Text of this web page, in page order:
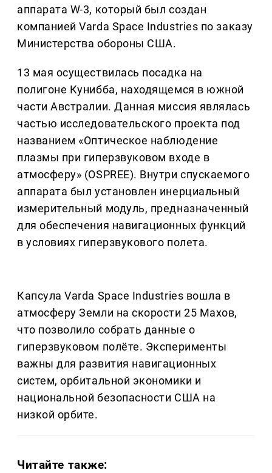
аппарата W-3, который был создан
компанией Varda Space Industries по заказу
Министерства обороны США.
13 мая осуществилась посадка на
полигоне Кунибба, находящемся в южной
части Австралии. Данная миссия являлась
частью исследовательского проекта под
названием «Оптическое наблюдение
плазмы при гиперзвуковом входе в
атмосферу» (OSPREE). Внутри спускаемого
аппарата был установлен инерциальный
измерительный модуль, предназначенный
для обеспечения навигационных функций
в условиях гиперзвукового полета.
Капсула Varda Space Industries вошла в
атмосферу Земли на скорости 25 Махов,
что позволило собрать данные о
гиперзвуковом полёте. Эксперименты
важны для развития навигационных
систем, орбитальной экономики и
национальной безопасности США на
низкой орбите.
Читайте также: